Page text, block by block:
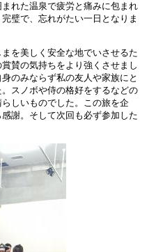
れた温泉で疲労と痛みに包まれ
璧で、忘れがたい一日となりま
を美しく安全な地でいさせるた
賛の気持ちをより強くさせまし
のみならず私の友人や家族にと
スノボや侍の格好をするなどの
しいものでした。この旅を企
謝。そして次回も必ず参加した